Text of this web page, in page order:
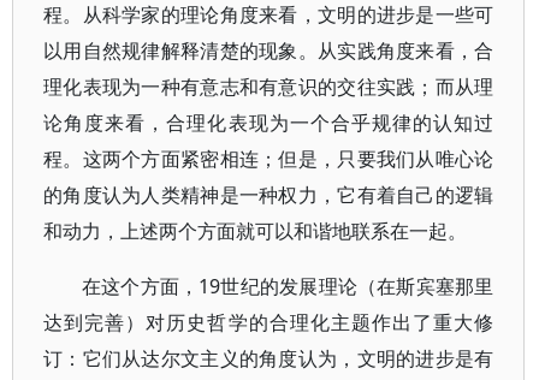
程。从科学家的理论角度来看，文明的进步是一些可
以用自然规律解释清楚的现象。从实践角度来看，合
理化表现为一种有意志和有意识的交往实践；而从理
论角度来看，合理化表现为一个合乎规律的认知过
程。这两个方面紧密相连；但是，只要我们从唯心论
的角度认为人类精神是一种权力，它有着自己的逻辑
和动力，上述两个方面就可以和谐地联系在一起。
在这个方面，19世纪的发展理论（在斯宾塞那里
达到完善）对历史哲学的合理化主题作出了重大修
订：它们从达尔文主义的角度认为，文明的进步是有